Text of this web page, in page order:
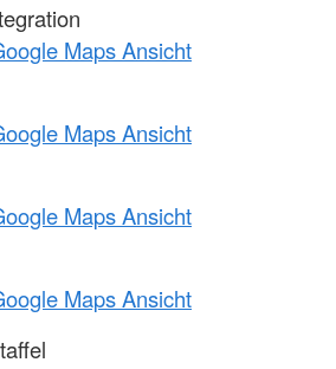
Maps Ansicht
Maps Ansicht
Maps Ansicht
Maps Ansicht